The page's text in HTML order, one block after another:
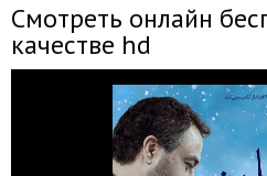
Смотреть онлайн
качестве hd